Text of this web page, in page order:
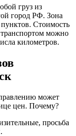
груз из
город РФ. Зона
пунктов. Стоимость
можно
километров.
может
цен. Почему?
просьба